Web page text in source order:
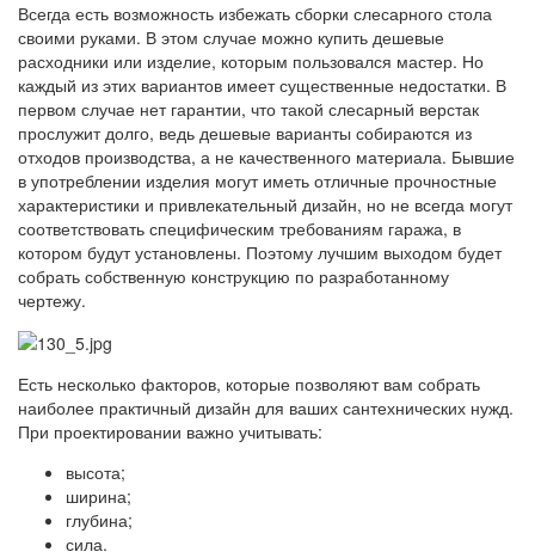
Всегда есть возможность избежать сборки слесарного стола
своими руками. В этом случае можно купить дешевые
расходники или изделие, которым пользовался мастер. Но
каждый из этих вариантов имеет существенные недостатки. В
первом случае нет гарантии, что такой слесарный верстак
прослужит долго, ведь дешевые варианты собираются из
отходов производства, а не качественного материала. Бывшие
в употреблении изделия могут иметь отличные прочностные
характеристики и привлекательный дизайн, но не всегда могут
соответствовать специфическим требованиям гаража, в
котором будут установлены. Поэтому лучшим выходом будет
собрать собственную конструкцию по разработанному
чертежу.
Есть несколько факторов, которые позволяют вам собрать
наиболее практичный дизайн для ваших сантехнических нужд.
При проектировании важно учитывать:
высота;
ширина;
глубина;
сила.